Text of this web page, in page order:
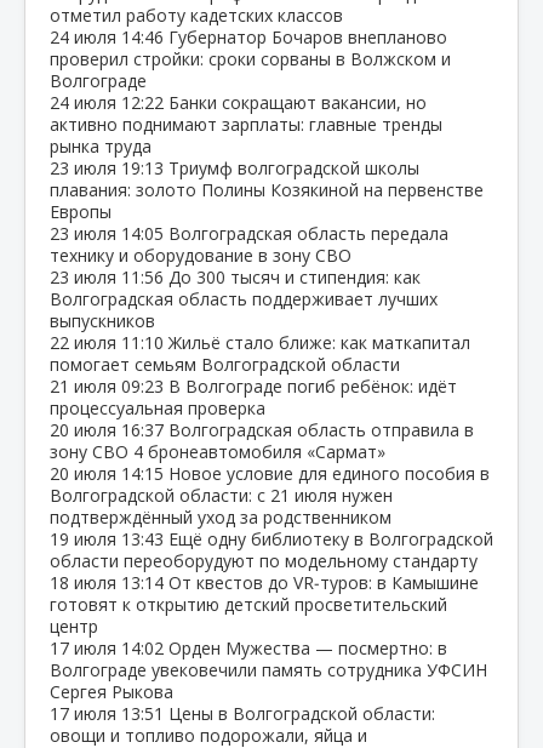
отметил работу кадетских классов
24 июля 14:46 Губернатор Бочаров внепланово
проверил стройки: сроки сорваны в Волжском и
Волгограде
24 июля 12:22 Банки сокращают вакансии, но
активно поднимают зарплаты: главные тренды
рынка труда
23 июля 19:13 Триумф волгоградской школы
плавания: золото Полины Козякиной на первенстве
Европы
23 июля 14:05 Волгоградская область передала
технику и оборудование в зону СВО
23 июля 11:56 До 300 тысяч и стипендия: как
Волгоградская область поддерживает лучших
выпускников
22 июля 11:10 Жильё стало ближе: как маткапитал
помогает семьям Волгоградской области
21 июля 09:23 В Волгограде погиб ребёнок: идёт
процессуальная проверка
20 июля 16:37 Волгоградская область отправила в
зону СВО 4 бронеавтомобиля «Сармат»
20 июля 14:15 Новое условие для единого пособия в
Волгоградской области: с 21 июля нужен
подтверждённый уход за родственником
19 июля 13:43 Ещё одну библиотеку в Волгоградской
области переоборудуют по модельному стандарту
18 июля 13:14 От квестов до VR‑туров: в Камышине
готовят к открытию детский просветительский
центр
17 июля 14:02 Орден Мужества — посмертно: в
Волгограде увековечили память сотрудника УФСИН
Сергея Рыкова
17 июля 13:51 Цены в Волгоградской области:
овощи и топливо подорожали, яйца и